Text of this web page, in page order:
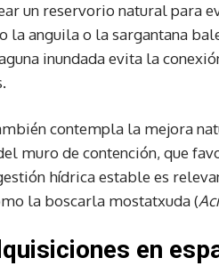
un reservorio natural para
la anguila o la sargantana
inundada evita la
contempla la mejora
muro de contención, que
hídrica estable es
la boscarla mostatxuda (
en